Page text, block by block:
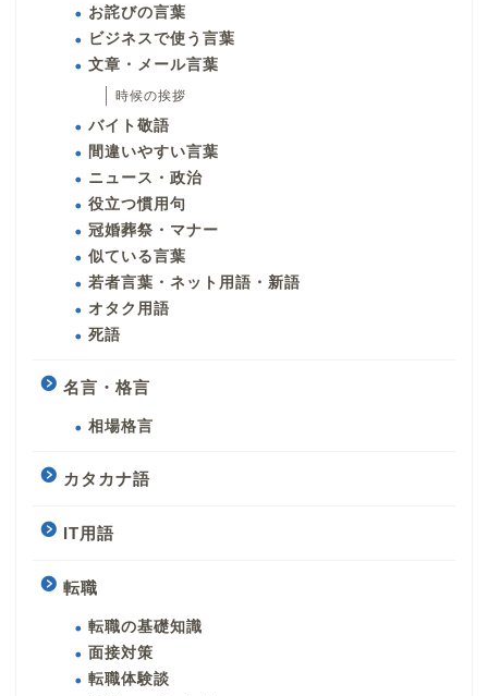
お詫びの言葉
ビジネスで使う言葉
文章・メール言葉
時候の挨拶
バイト敬語
間違いやすい言葉
ニュース・政治
役立つ慣用句
冠婚葬祭・マナー
似ている言葉
若者言葉・ネット用語・新語
オタク用語
死語
名言・格言
相場格言
カタカナ語
IT用語
転職
転職の基礎知識
面接対策
転職体験談